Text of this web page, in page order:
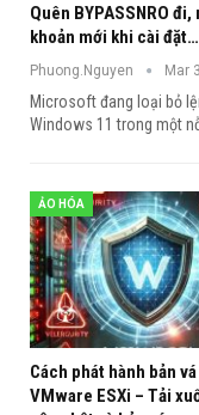
Quên BYPASSNRO
khoản mới khi cài đặt…
Phuong.Nguyen Mar
Microsoft đang loại bỏ
Windows 11 trong một
ẢO HÓA
Cách phát hành bản vá
VMware ESXi – Tải